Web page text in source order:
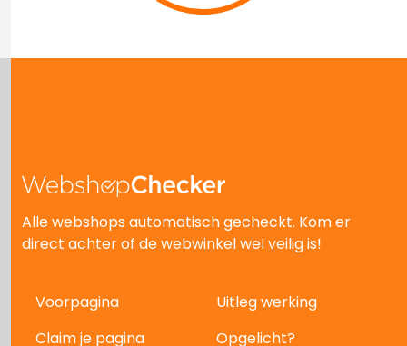
Alle webshops automatisch gecheckt. Kom er
direct achter of de webwinkel wel veilig is!
Voorpagina
Uitleg werking
Claim je pagina
Opgelicht?